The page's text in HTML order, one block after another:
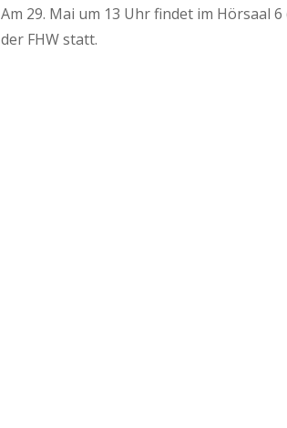
Am 29. Mai um 13 Uhr findet im Hörsaal
der FHW statt.